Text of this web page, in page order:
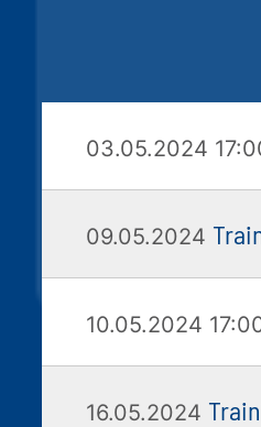
03.05.2024
09.05.2024
10.05.2024
16.05.2024